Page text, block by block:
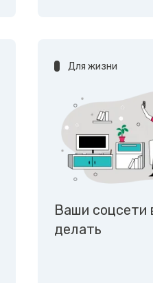
Для жизни
Ваши соцсети
делать